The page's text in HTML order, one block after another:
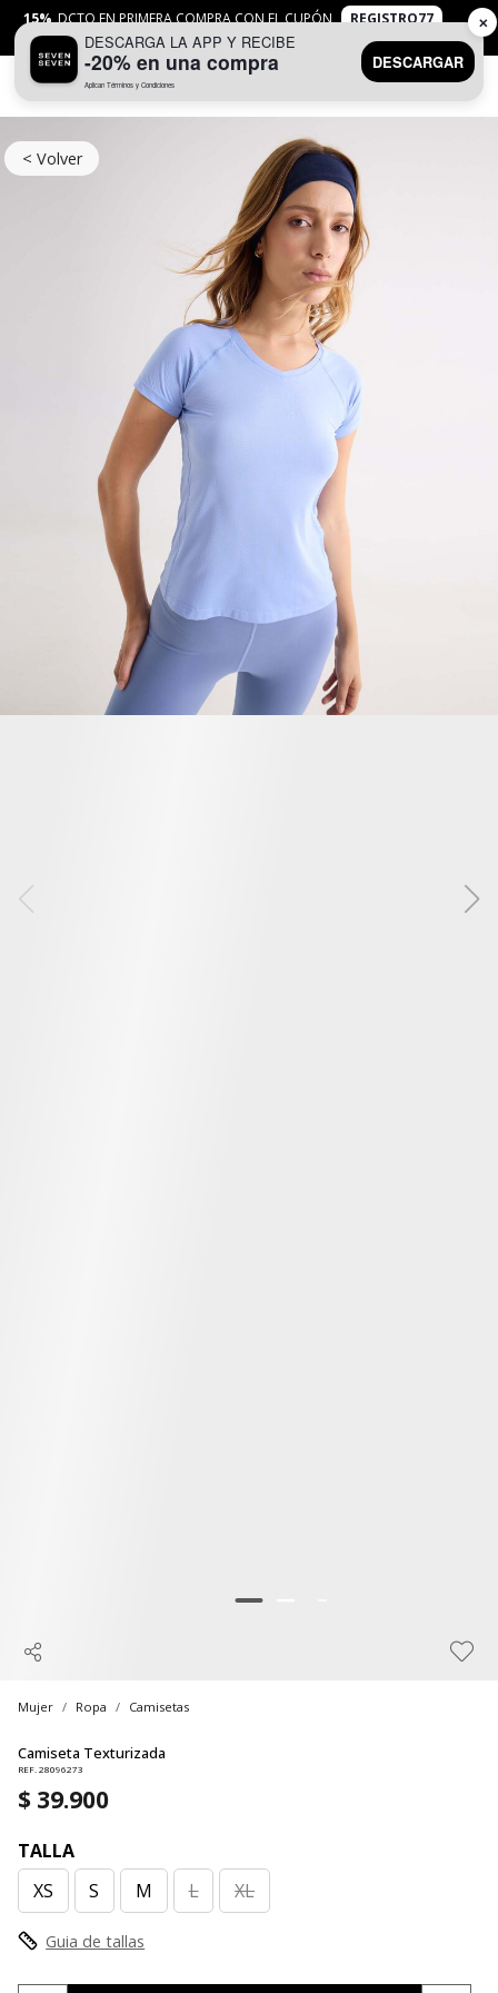
15% DCTO EN PRIMERA COMPRA CON EL CUPÓN
REGISTRO77
APLICANTYC
< Volver
Mujer Ropa Camisetas
Camiseta Texturizada
REF. 28096273
$ 39.900
TALLA
XS
S M L XL
Guia de tallas
DESCARGA LA APP Y RECIBE
-20% en una compra
Aplican Términos y Condiciones
DESCARGAR
✕